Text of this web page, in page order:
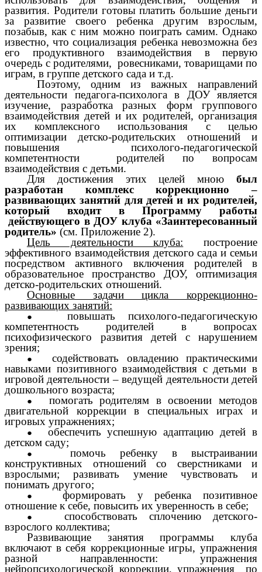
развития. Родители готовы платить большие деньги
за развитие своего ребенка другим взрослым,
позабыв, как с ним можно поиграть самим. Однако
известно, что социализация ребенка невозможна без
его продуктивного взаимодействия в первую
очередь с родителями, ровесниками, товарищами по
играм, в группе детского сада и т.д.
Поэтому, одним из важных направлений
деятельности педагога-психолога в ДОУ является
изучение, разработка разных форм группового
взаимодействия детей и их родителей, организация
их комплексного использования с целью
оптимизации детско-родительских отношений и
повышения психолого-педагогической
компетентности родителей по вопросам
взаимодействия с детьми.
Для достижения этих целей мною был
разработан комплекс коррекционно –
развивающих занятий для детей и их родителей,
который входит в Программу работы
действующего в ДОУ клуба «Заинтересованный
родитель» (см. Приложение 2).
Цель деятельности клуба: построение
эффективного взаимодействия детского сада и семьи
посредством активного включения родителей в
образовательное пространство ДОУ, оптимизация
детско-родительских отношений.
Основные задачи цикла коррекционно-
развивающих занятий:
повышать психолого-педагогическую
компетентность родителей в вопросах
психофизического развития детей с нарушением
зрения;
содействовать овладению практическими
навыками позитивного взаимодействия с детьми в
игровой деятельности – ведущей деятельности детей
дошкольного возраста;
помогать родителям в освоении методов
двигательной коррекции в специальных играх и
игровых упражнениях;
обеспечить успешную адаптацию детей в
детском саду;
помочь ребенку в выстраивании
конструктивных отношений со сверстниками и
взрослыми; развивать умение чувствовать и
понимать другого;
формировать у ребенка позитивное
отношение к себе, повысить их уверенность в себе;
способствовать сплочению детского-
взрослого коллектива;
Развивающие занятия программы клуба
включают в себя коррекционные игры, упражнения
разной направленности: упражнения
нейропсихологической коррекции, упражнения по